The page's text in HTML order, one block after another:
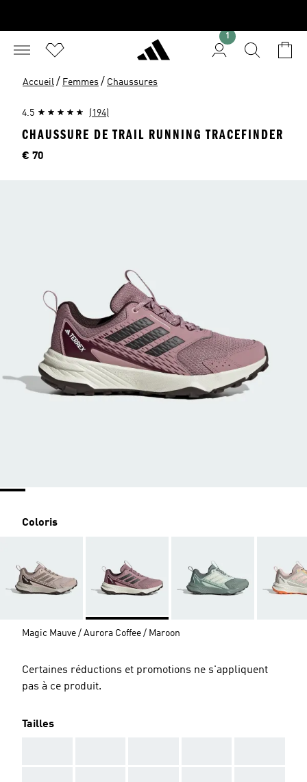
Accueil / Femmes / Chaussures
4.5 (194)
CHAUSSURE DE TRAIL RUNNING TRACEFINDER
Price
€ 70
Coloris
Magic Mauve / Aurora Coffee / Maroon
Certaines réductions et promotions ne s'appliquent
pas à ce produit.
Tailles